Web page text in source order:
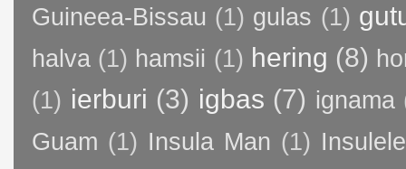
Guineea-Bissau (1) gulas (1)
halva (1) hamsii (1) hering (8)
(1) ierburi (3) igbas (7) ignama
Guam (1) Insula Man (1)